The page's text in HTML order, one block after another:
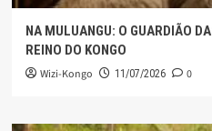
NA MULUANGU: O GUARDIÃO
REINO DO KONGO
Wizi-Kongo 11/07/2026 0